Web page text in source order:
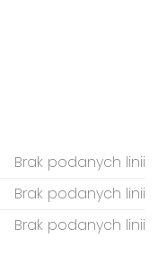
Brak podanych linii
Brak podanych linii
Brak podanych linii